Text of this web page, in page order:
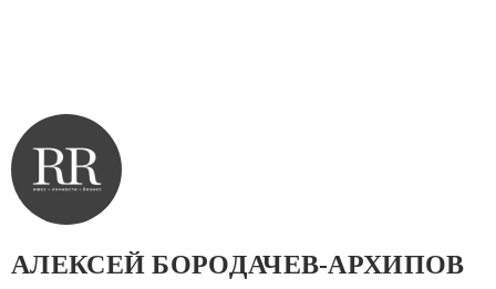
АЛЕКСЕЙ БОРОДАЧЕВ-АРХИПОВ